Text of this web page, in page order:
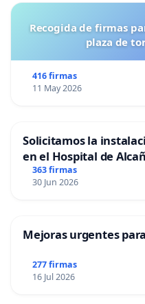
Recogida de firmas
plaza de
416 firmas
11 May 2026
Solicitamos la
en el Hospital de
363 firmas
30 Jun 2026
Mejoras urgentes
277 firmas
16 Jul 2026